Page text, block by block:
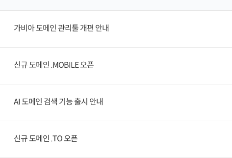
가비아 도메인 관리툴 개편 안내
신규 도메인 .MOBILE 오픈
AI 도메인 검색 기능 출시 안내
신규 도메인 .TO 오픈